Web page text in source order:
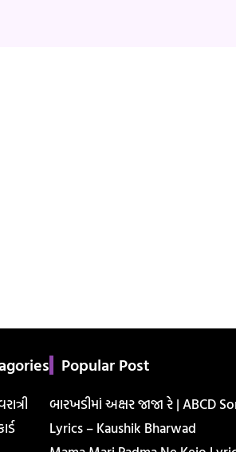
Popular Post
બારખડીમાં અક્ષર જાજા રે | ABCD
Lyrics – Kaushik Bharwad